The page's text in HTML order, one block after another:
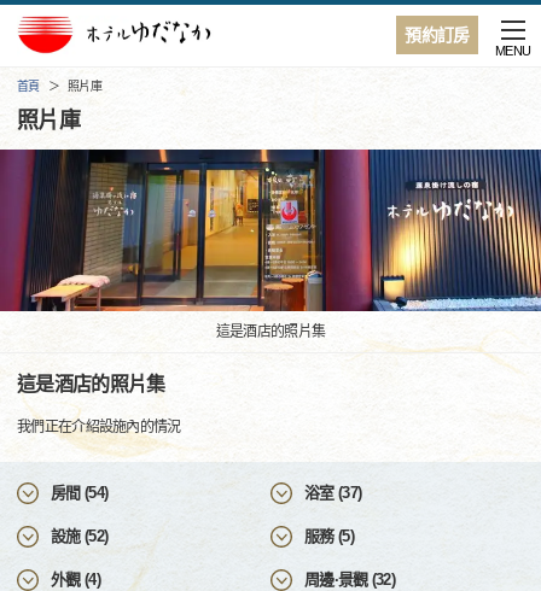
預約訂房
MENU
首頁 照片庫
照片庫
這是酒店的照片集
這是酒店的照片集
我們正在介紹設施內的情況
房間 (54) 浴室 (37)
設施 (52) 服務 (5)
外觀 (4) 周邊·景觀 (32)